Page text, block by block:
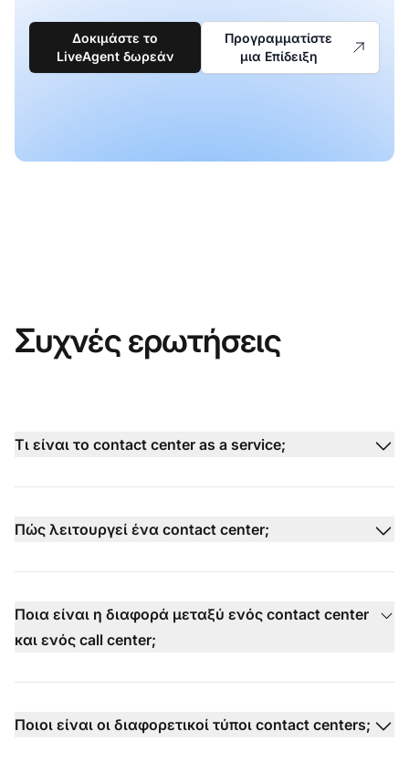
Δοκιμάστε το
LiveAgent δωρεάν
Προγραμματίστε
μια Επίδειξη
Συχνές ερωτήσεις
Τι είναι το contact center as a service;
Πώς λειτουργεί ένα contact center;
Ποια είναι η διαφορά μεταξύ ενός contact center
και ενός call center;
Ποιοι είναι οι διαφορετικοί τύποι contact centers;